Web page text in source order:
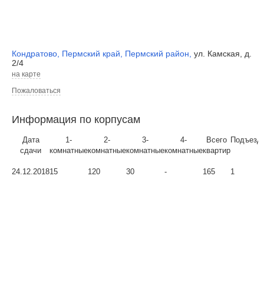
Кондратово Пермский край Пермский район ул. Камская, д.
2/4
на карте
Пожаловаться
Информация по корпусам
Дата
сдачи
1-
комнатные
2-
комнатные
3-
комнатные
4-
комнатные
Всего
квартир
24.12.201815 120 30 - 165 1